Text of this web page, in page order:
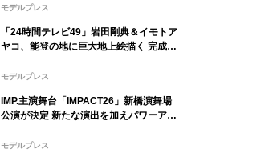
れぞれの思い出の地へ
モデルプレス
「24時間テレビ49」岩田剛典＆イモトア
ヤコ、能登の地に巨大地上絵描く 完成披
定
モデルプレス
IMP.主演舞台「IMPACT26」新橋演舞場
公演が決定 新たな演出を加えパワーアッ
モデルプレス